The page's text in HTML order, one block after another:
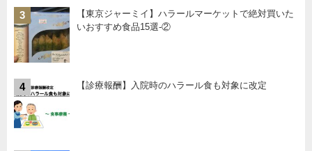
3
【東京ジャーミイ】ハラールマーケットで絶対買いた
いおすすめ食品15選-②
4 【診療報酬】入院時のハラール食も対象に改定